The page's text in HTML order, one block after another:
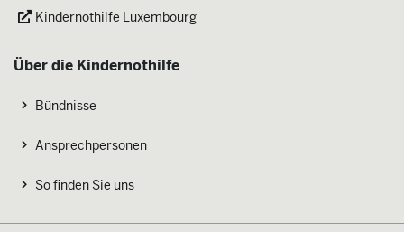
Kindernothilfe Luxembourg
Über die Kindernothilfe
Bündnisse
Ansprechpersonen
So finden Sie uns